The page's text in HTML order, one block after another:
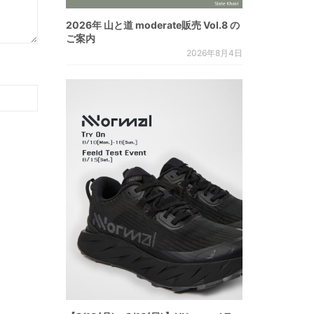
2026年 山と道 moderate販売 Vol.8 の
ご案内
2026年8月4日